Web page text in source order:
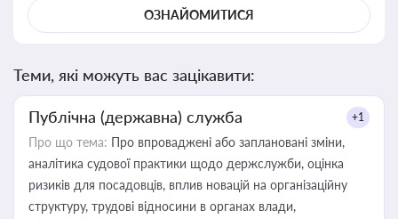
ОЗНАЙОМИТИСЯ
Теми, які можуть вас зацікавити:
Публічна (державна) служба +1
Про що тема: Про впроваджені або заплановані зміни,
аналітика судової практики щодо держслужби, оцінка
ризиків для посадовців, вплив новацій на організаційну
структуру, трудові відносини в органах влади,